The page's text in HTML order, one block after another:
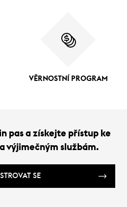
VĚRNOSTNÍ PROGRAM
pas a získejte přístup ke
výjimečným službám.
SE